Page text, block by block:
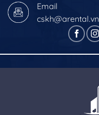
Email
cskh@arental.vn